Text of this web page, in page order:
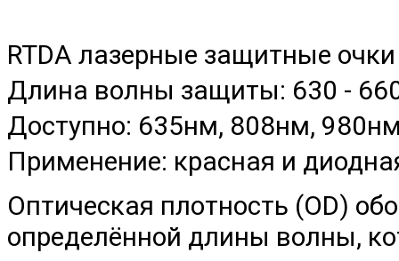
RTDА лазерные защитные очки
Длина волны защиты: 630 -
Доступно: 635нм, 808нм,
Применение: красная и
Оптическая плотность (OD)
определённой длины волны,